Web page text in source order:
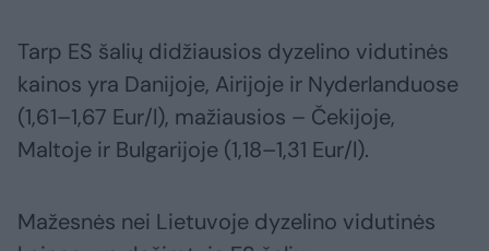
Tarp ES šalių didžiausios dyzelino vidutinės
kainos yra Danijoje, Airijoje ir Nyderlanduose
(1,61–1,67 Eur/l), mažiausios – Čekijoje,
Maltoje ir Bulgarijoje (1,18–1,31 Eur/l).
Mažesnės nei Lietuvoje dyzelino vidutinės